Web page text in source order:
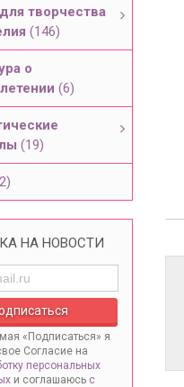
творчества
(146)
о
(6)
(19)
НА НОВОСТИ
«Подписаться» я
Согласие на
персональных
и соглашаюсь с